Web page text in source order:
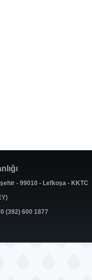
- 99010 - Lefkoşa - KKTC
(392) 600 1877